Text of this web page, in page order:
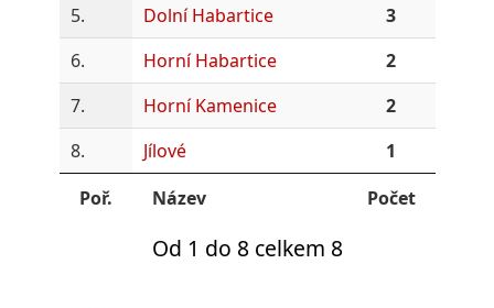
5.
Dolní Habartice
3
6.
Horní Habartice
2
7.
Horní Kamenice
2
8.
Jílové
1
Poř.
Název Počet
Od 1 do 8 celkem 8